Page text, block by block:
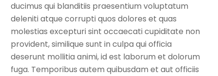
ducimus qui blanditiis praesentium voluptatum
deleniti atque corrupti quos dolores et quas
molestias excepturi sint occaecati cupiditate non
provident, similique sunt in culpa qui officia
deserunt mollitia animi, id est laborum et dolorum
fuga. Temporibus autem quibusdam et aut officiis